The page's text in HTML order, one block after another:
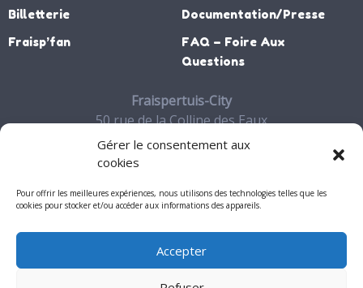
Gérer le consentement aux
cookies
Pour offrir les meilleures expériences, nous utilisons des technologies telles que les
cookies pour stocker et/ou accéder aux informations des appareils.
Accepter
Billetterie
Fraisp’fan
Documentation/Presse
FAQ – Foire Aux
Questions
Fraispertuis-City
50 rue de la Colline des Eaux
88700 JEANMENIL
Contact
Mon compte